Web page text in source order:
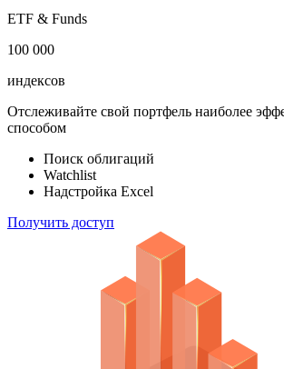
ETF & Funds
100 000
индексов
Отслеживайте свой портфель наиболее
способом
Поиск облигаций
Watchlist
Надстройка Excel
Получить доступ